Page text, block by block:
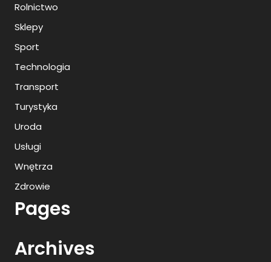
Rolnictwo
Sklepy
Sport
Technologia
Transport
Turystyka
Uroda
Usługi
Wnętrza
Zdrowie
Pages
Archives